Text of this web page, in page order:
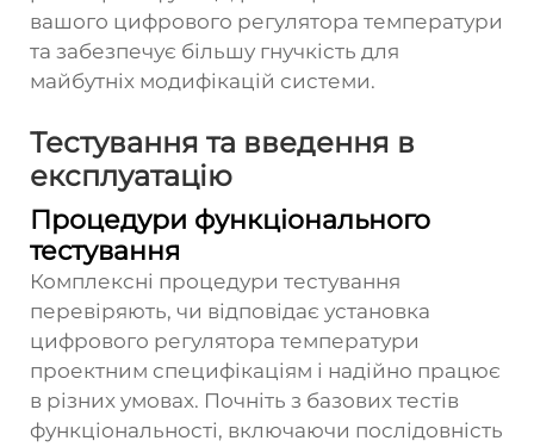
вашого цифрового регулятора температури
та забезпечує більшу гнучкість для
майбутніх модифікацій системи.
Тестування та введення в
експлуатацію
Процедури функціонального
тестування
Комплексні процедури тестування
перевіряють, чи відповідає установка
цифрового регулятора температури
проектним специфікаціям і надійно працює
в різних умовах. Почніть з базових тестів
функціональності, включаючи послідовність